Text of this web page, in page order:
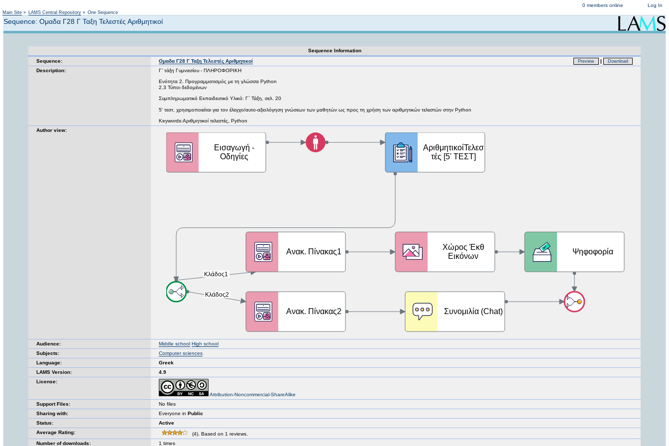
Log In
0 members online
Main Site » LAMS Central Repository » One Sequence
Sequence: Ομαδα Γ28 Γ Ταξη Τελεστές Αριθμητικοί
Sequence Information
Sequence:
Ομαδα Γ28 Γ Ταξη Τελεστές Αριθμητικοί Preview | Download
Description: Γ’ τάξη Γυμνασίου - ΠΛΗΡΟΦΟΡΙΚΗ
Ενότητα 2. Προγραμματισμός με τη γλώσσα Python
2.3 Τύποι δεδομένων
Συμπληρωματικό Εκπαιδευτικό Υλικό: Γ΄ Τάξη, σελ. 20
5' τεστ, χρησιμοποιείται για τον έλεγχο/αυτο-αξιολόγηση γνώσεων των μαθητών ως προς τη χρήση των αριθμητικών τελεστών στην Python
Keywords:Αριθμητικοί τελεστές, Python
Author view:
Audience: Middle school High school
Subjects:
Computer sciences
Language:
Greek
LAMS Version:
4.9
License:
Attribution-Noncommercial-ShareAlike
Support Files:
No files
Sharing with:
Everyone in Public
Status:
Active
Average Rating:
(4). Based on 1 reviews.
Number of downloads:
1 times